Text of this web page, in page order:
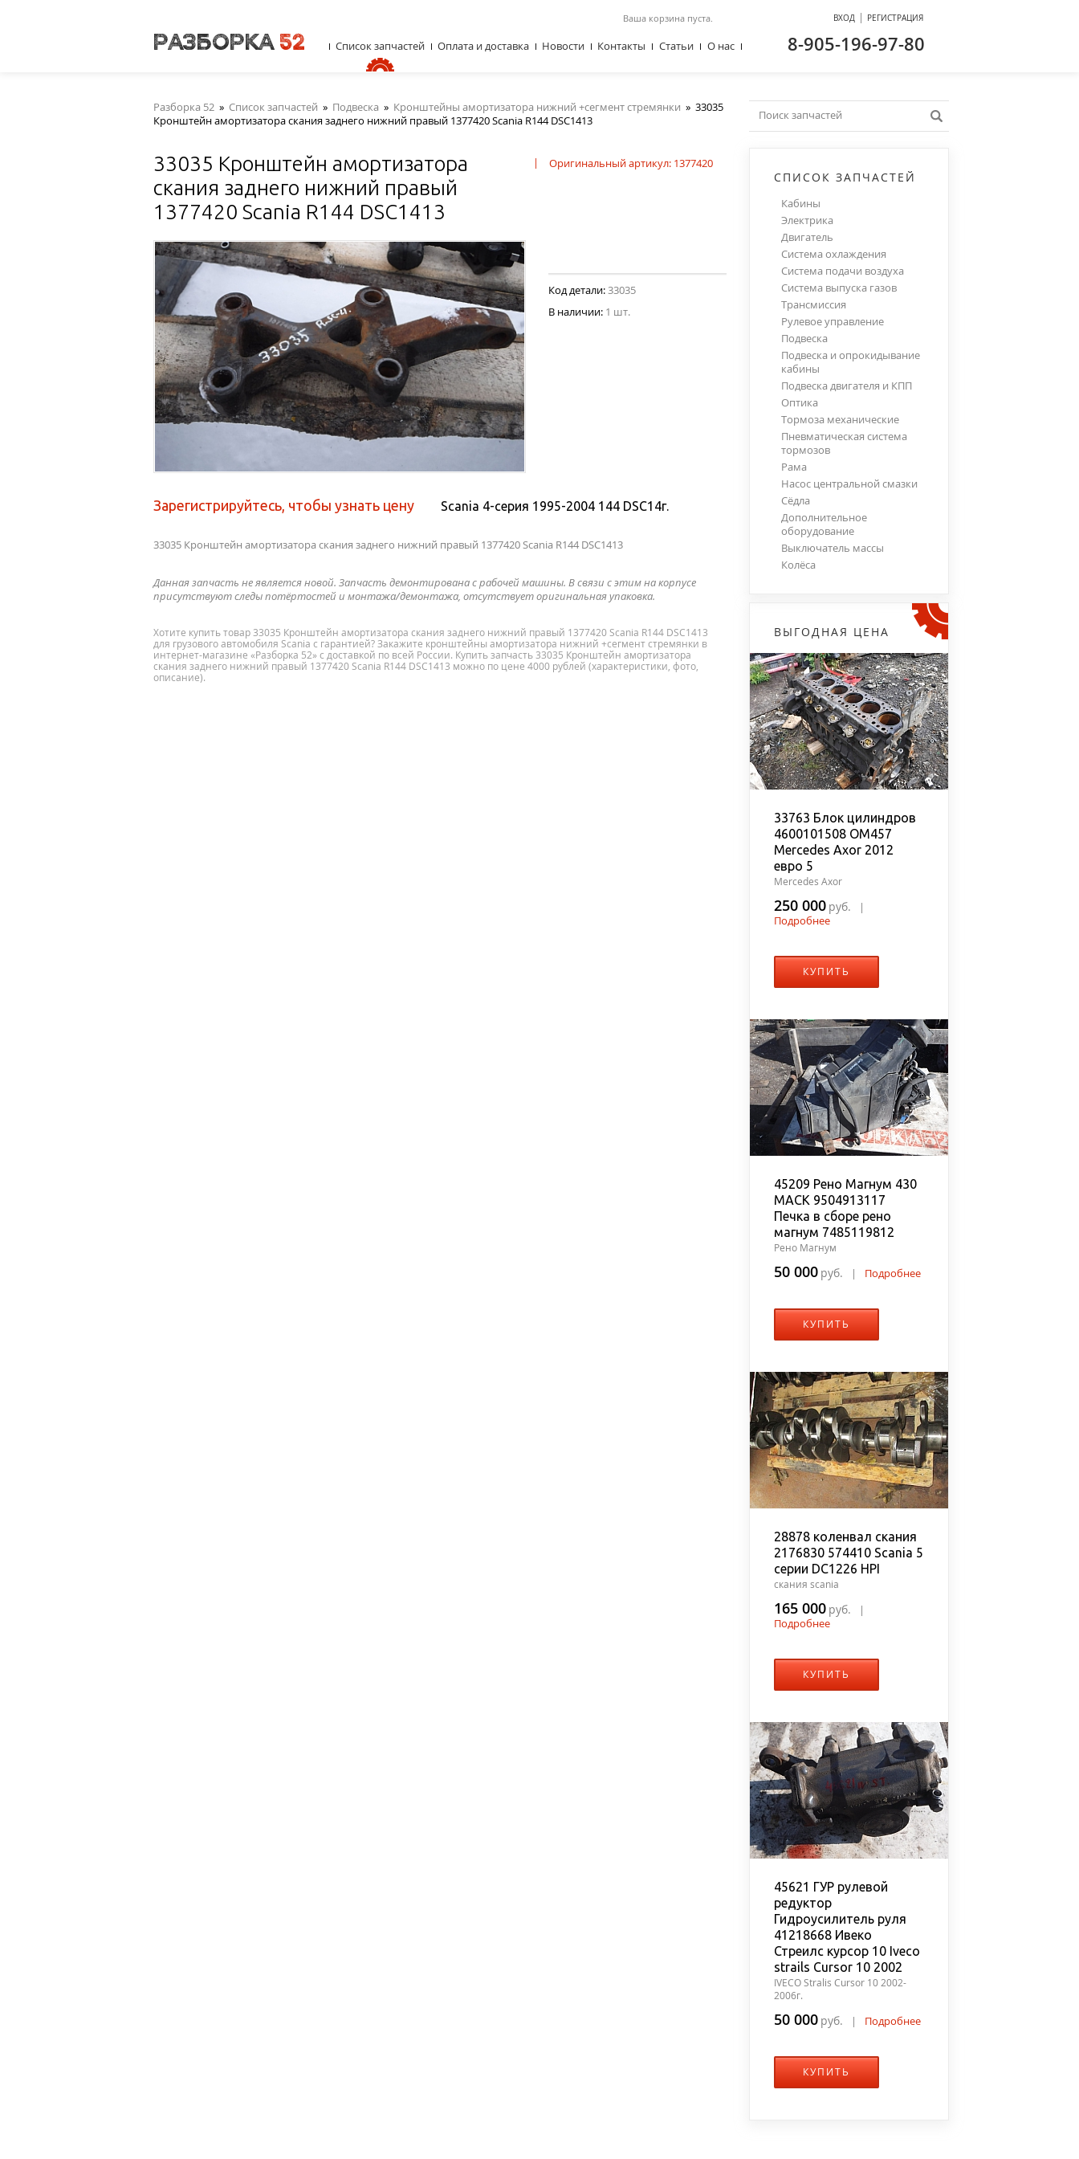
Разборка 52 » Список запчастей » Подвеска » Кронштейны амортизатора нижний +сегмент стремянки » 33035
Кронштейн амортизатора скания заднего нижний правый 1377420 Scania R144 DSC1413
33035 Кронштейн амортизатора
скания заднего нижний правый
1377420 Scania R144 DSC1413
| Оригинальный артикул: 1377420
Код детали:33035
В наличии: 1 шт.
Зарегистрируйтесь, чтобы узнать цену Scania 4-серия 1995-2004 144 DSC14г.
33035 Кронштейн амортизатора скания заднего нижний правый 1377420 Scania R144 DSC1413
Данная запчасть не является новой. Запчасть демонтирована с рабочей машины. В связи с этим на корпусе
присутствуют следы потёртостей и монтажа/демонтажа, отсутствует оригинальная упаковка.
Хотите купить товар 33035 Кронштейн амортизатора скания заднего нижний правый 1377420 Scania R144 DSC1413
для грузового автомобиля Scania с гарантией? Закажите кронштейны амортизатора нижний +сегмент стремянки в
интернет-магазине «Разборка 52» с доставкой по всей России. Купить запчасть 33035 Кронштейн амортизатора
скания заднего нижний правый 1377420 Scania R144 DSC1413 можно по цене 4000 рублей (характеристики, фото,
описание).
СПИСОК ЗАПЧАСТЕЙ
Кабины
Электрика
Двигатель
Система охлаждения
Система подачи воздуха
Система выпуска газов
Трансмиссия
Рулевое управление
Подвеска
Подвеска и опрокидывание
кабины
Подвеска двигателя и КПП
Оптика
Тормоза механические
Пневматическая система
тормозов
Рама
Насос центральной смазки
Сёдла
Дополнительное
оборудование
Выключатель массы
Колёса
ВЫГОДНАЯ ЦЕНА
33763 Блок цилиндров
4600101508 OM457
Mercedes Axor 2012
евро 5
Mercedes Axor
250 000 руб.
|
Подробнее
КУПИТЬ
45209 Рено Магнум 430
MACK 9504913117
Печка в сборе рено
магнум 7485119812
Рено Магнум
50 000 руб. | Подробнее
КУПИТЬ
28878 коленвал скания
2176830 574410 Scania 5
серии DC1226 HPI
скания scania
165 000 руб.
|
Подробнее
КУПИТЬ
45621 ГУР рулевой
редуктор
Гидроусилитель руля
41218668 Ивеко
Стреилс курсор 10 Iveco
strails Cursor 10 2002
IVECO Stralis Cursor 10 2002-
2006г.
50 000 руб. | Подробнее
КУПИТЬ
Ваша корзина пуста. ВХОД | РЕГИСТРАЦИЯ
8-905-196-97-80
Список запчастей Оплата и доставка Новости Контакты Статьи О нас